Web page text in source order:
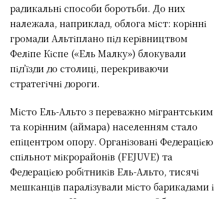
радикальні способи боротьби. До них
належала, наприклад, облога міст: корінні
громади Альтіплано під керівництвом
Феліпе Кіспе («Ель Малку») блокували
під’їзди до столиці, перекриваючи
стратегічні дороги.
Місто Ель-Альто з переважно мігрантським
та корінним (аймара) населенням стало
епіцентром опору. Організовані Федерацією
спільнот мікрорайонів (FEJUVE) та
Федерацією робітників Ель-Альто, тисячі
мешканців паралізували місто барикадами і